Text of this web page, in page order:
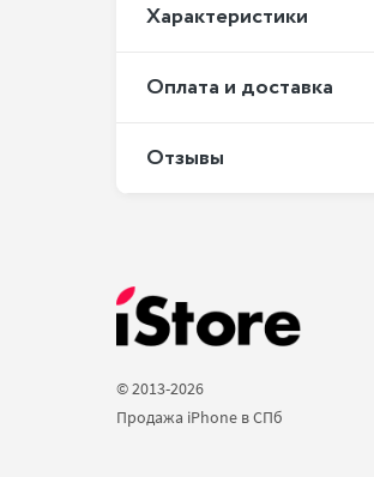
Xарактеристики
Оплата и доставка
Отзывы
© 2013-2026
Продажа iPhone в СПб